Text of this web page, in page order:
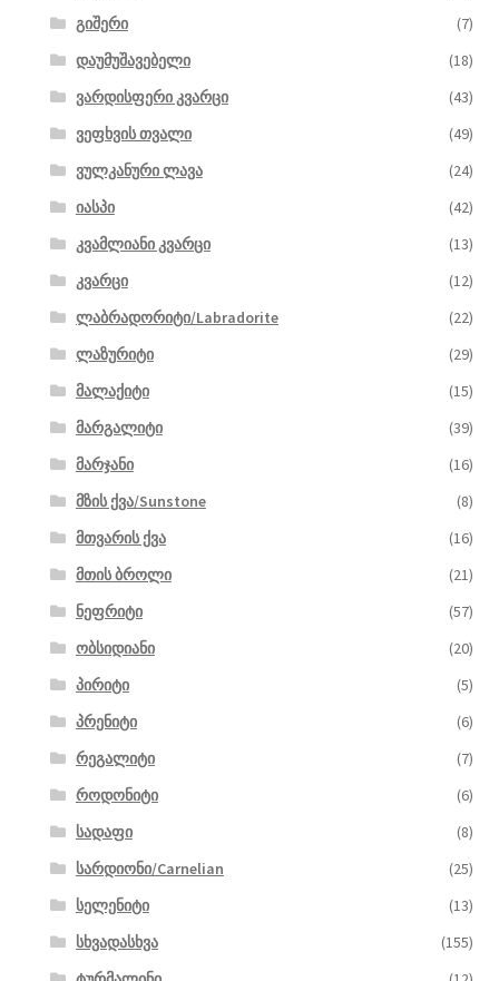
გიშერი
(7)
დაუმუშავებელი
(18)
ვარდისფერი კვარცი
(43)
ვეფხვის თვალი
(49)
ვულკანური ლავა
(24)
იასპი
(42)
კვამლიანი კვარცი
(13)
კვარცი
(12)
ლაბრადორიტი/Labradorite
(22)
ლაზურიტი
(29)
მალაქიტი
(15)
მარგალიტი
(39)
მარჯანი
(16)
მზის ქვა/Sunstone
(8)
მთვარის ქვა
(16)
მთის ბროლი
(21)
ნეფრიტი
(57)
ობსიდიანი
(20)
პირიტი
(5)
პრენიტი
(6)
რეგალიტი
(7)
როდონიტი
(6)
სადაფი
(8)
სარდიონი/Carnelian
(25)
სელენიტი
(13)
სხვადასხვა
(155)